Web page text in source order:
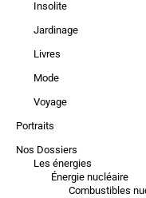
Insolite
Jardinage
Livres
Mode
Voyage
Portraits
Nos Dossiers
Les énergies
Énergie nucléaire
Combustibles